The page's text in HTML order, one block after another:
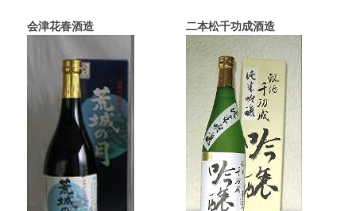
会津花春酒造 二本松千功成酒造